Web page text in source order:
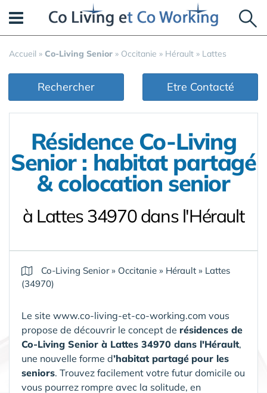
Accueil » Co-Living Senior » Occitanie » Hérault » Lattes
Rechercher Etre Contacté
Résidence Co-Living
Senior : habitat partagé
& colocation senior
à Lattes 34970 dans l'Hérault
Co-Living Senior» Occitanie » Hérault » Lattes
(34970)
Le site www.co-living-et-co-working.com vous
propose de découvrir le concept de résidences de
Co-Living Senior à Lattes 34970 dans l'Hérault,
une nouvelle forme d’habitat partagé pour les
seniors. Trouvez facilement votre futur domicile ou
vous pourrez rompre avec la solitude, en
Panneau de gestion des cookies